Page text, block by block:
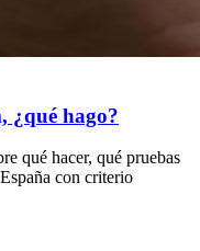
¿qué hago?
qué hacer, qué pruebas
con criterio